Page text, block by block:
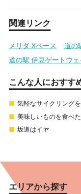
関連リンク
メリダ Xベース
道の
道の駅 伊豆ゲートウ
こんな人におすす
気軽なサイクリング
美味しいものを食べ
坂道はイヤ
エリアから探す